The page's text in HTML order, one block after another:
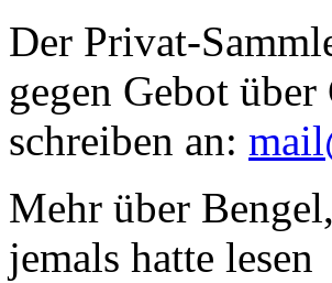
Der Privat-
gegen Gebot
schreiben an:
Mehr über
jemals hatte lesen